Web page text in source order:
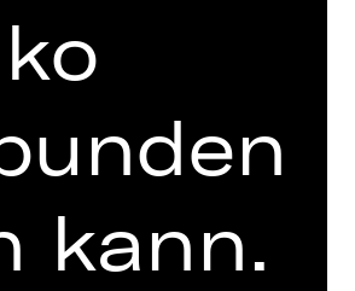
IM DIGITALEN
kann.